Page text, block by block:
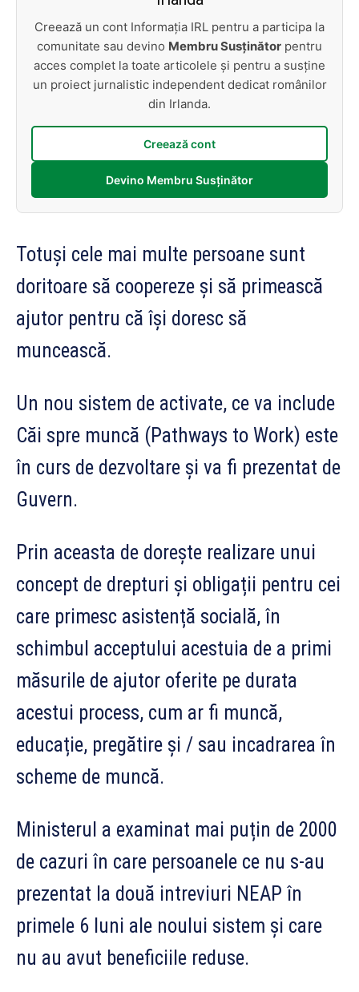
Creează un cont Informația IRL pentru a participa la
comunitate sau devino Membru Susținător pentru
acces complet la toate articolele și pentru a susține
un proiect jurnalistic independent dedicat românilor
din Irlanda.
Creează cont
Devino Membru Susținător
Totuși cele mai multe persoane sunt
doritoare să coopereze și să primească
ajutor pentru că își doresc să
muncească.
Un nou sistem de activate, ce va include
Căi spre muncă (Pathways to Work) este
în curs de dezvoltare și va fi prezentat de
Guvern.
Prin aceasta de dorește realizare unui
concept de drepturi și obligații pentru cei
care primesc asistență socială, în
schimbul acceptului acestuia de a primi
măsurile de ajutor oferite pe durata
acestui process, cum ar fi muncă,
educație, pregătire și / sau incadrarea în
scheme de muncă.
Ministerul a examinat mai puțin de 2000
de cazuri în care persoanele ce nu s-au
prezentat la două intreviuri NEAP în
primele 6 luni ale noului sistem și care
nu au avut beneficiile reduse.